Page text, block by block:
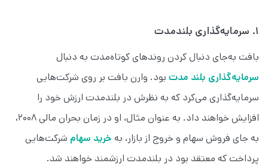
۱. سرمایه‌گذاری بلندمدت
بافت به‌جای دنبال کردن روندهای کوتاه‌مدت به دنبال
سرمایه‌گذاری بلند مدت بود. وارن بافت بر روی شرکت‌هایی
سرمایه‌گذاری می‌کرد که به نظرش در بلندمدت ارزش خود را
افزایش خواهند داد. به عنوان مثال، او در زمان بحران مالی ۲۰۰۸،
به جای فروش سهام و خروج از بازار، به خرید سهام شرکت‌هایی
پرداخت که معتقد بود در بلندمدت ارزشمند خواهند شد.